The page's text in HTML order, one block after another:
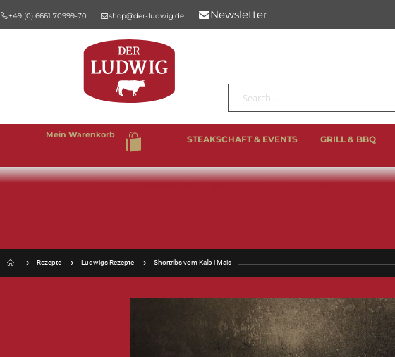
+49 (0) 6661 70999-70 shop@der-ludwig.de Newsletter
Mein Warenkorb
Suche
STEAKSCHAFT & EVENTS GRILL & BBQ
Rezepte Ludwigs Rezepte Shortribs vom Kalb | Mais